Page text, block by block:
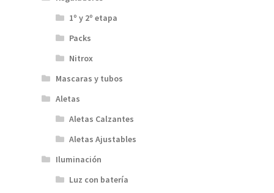
1º y 2º etapa
Packs
Nitrox
Mascaras y tubos
Aletas
Aletas Calzantes
Aletas Ajustables
Iluminación
Luz con batería